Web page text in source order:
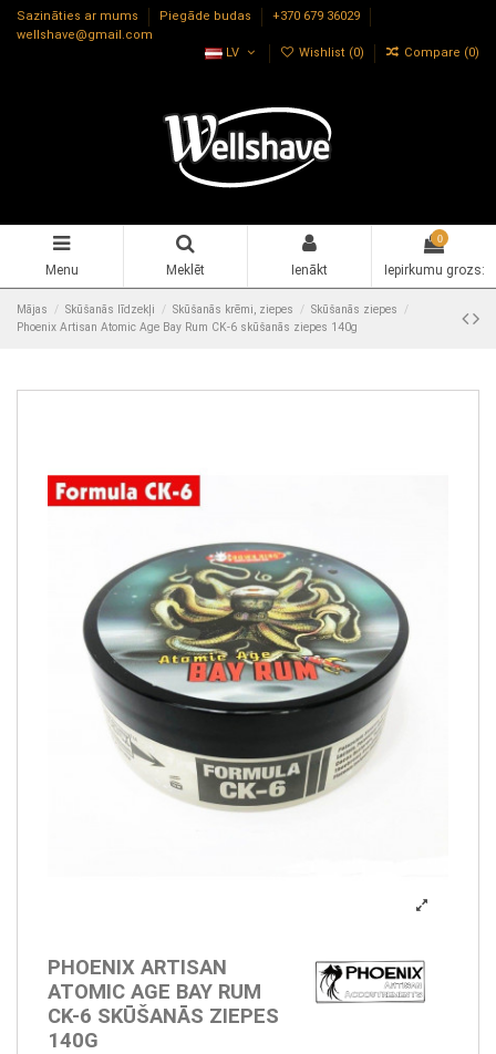
Sazināties ar mums Piegāde budas
+370 679 36029
wellshave@gmail.com
LV
Wishlist (0) Compare (0)
Menu Meklēt Ienākt
0
Iepirkumu grozs:
Mājas Skūšanās līdzekļi Skūšanās krēmi, ziepes
Skūšanās ziepes
Phoenix Artisan Atomic Age Bay Rum CK-6 skūšanās ziepes 140g
PHOENIX ARTISAN
ATOMIC AGE BAY RUM
CK-6 SKŪŠANĀS ZIEPES
140G